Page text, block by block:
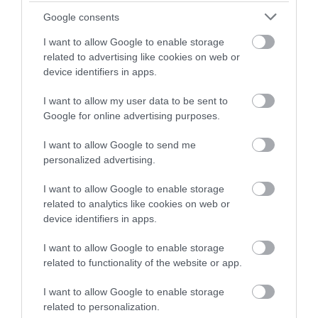
Google consents
I want to allow Google to enable storage
related to advertising like cookies on web or
device identifiers in apps.
I want to allow my user data to be sent to
Google for online advertising purposes.
I want to allow Google to send me
personalized advertising.
I want to allow Google to enable storage
related to analytics like cookies on web or
device identifiers in apps.
I want to allow Google to enable storage
related to functionality of the website or app.
I want to allow Google to enable storage
related to personalization.
érkező menekültek számára.
OLVASS TOVÁBB